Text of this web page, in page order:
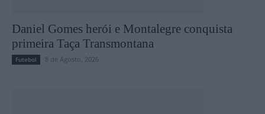
Daniel Gomes herói e Montalegre conquista
primeira Taça Transmontana
Futebol 8 de Agosto, 2026